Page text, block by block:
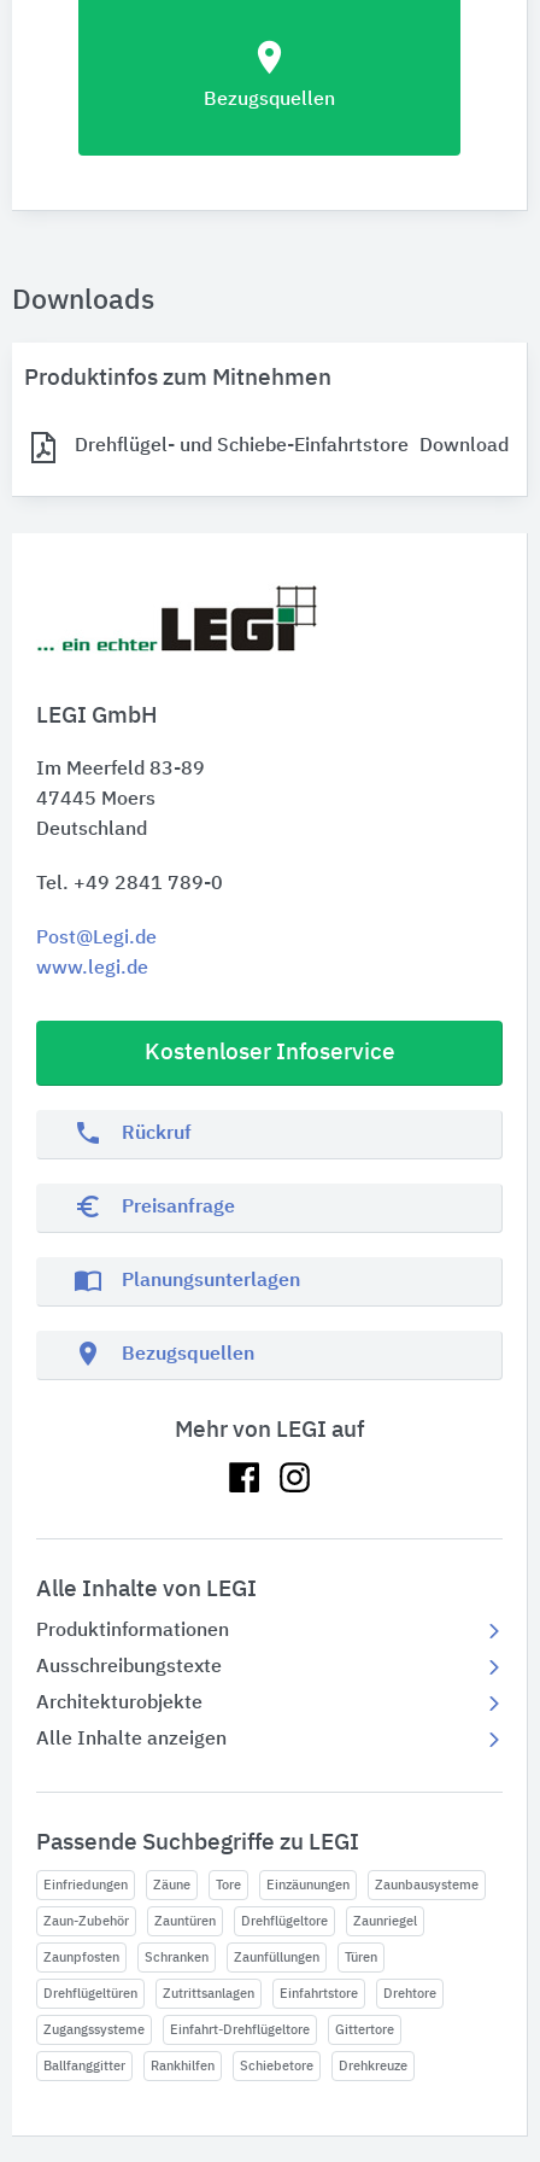
LEGI GmbH
Im Meerfeld 83-89
47445 Moers
Deutschland
Tel. +49 2841 789-0
Post@Legi.de
www.legi.de
Kostenloser Infoservice
phone Rückruf
euro_symbol Preisanfrage
import_contacts Planungsunterlagen
location_on Bezugsquellen
Mehr von LEGI auf
Alle Inhalte von LEGI
Produktinformationen
Ausschreibungstexte
Architekturobjekte
Alle Inhalte anzeigen
Passende Suchbegriffe zu LEGI
Einfriedungen Zäune Tore Einzäunungen Zaunbausysteme
Zaun-Zubehör Zauntüren Drehflügeltore Zaunriegel
Zaunpfosten Schranken Zaunfüllungen Türen
Drehflügeltüren Zutrittsanlagen Einfahrtstore Drehtore
Zugangssysteme Einfahrt-Drehflügeltore Gittertore
Ballfanggitter Rankhilfen Schiebetore Drehkreuze
location_on
Bezugsquellen
Downloads
Produktinfos zum Mitnehmen
Drehflügel- und Schiebe-Einfahrtstore Download